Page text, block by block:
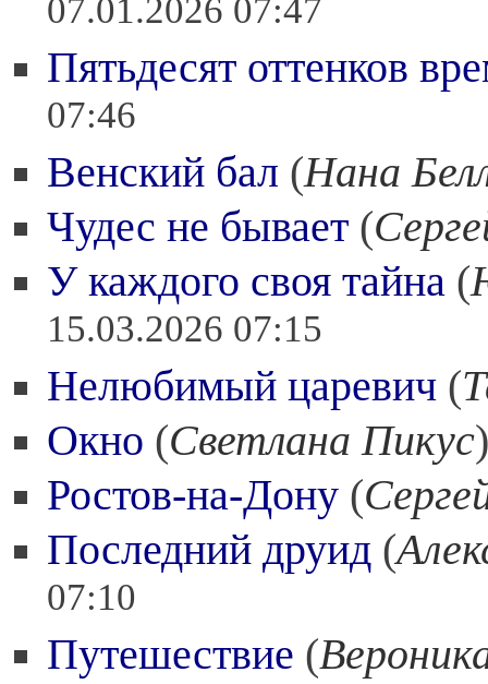
07.01.2026 07:47
Пятьдесят оттенков
07:46
Венский бал (Нана
Чудес не бывает (
У каждого своя тайна (
15.03.2026 07:15
Нелюбимый царевич (
Окно (Светлана Пикус
Ростов-на-Дону (
Последний друид (
07:10
Путешествие (